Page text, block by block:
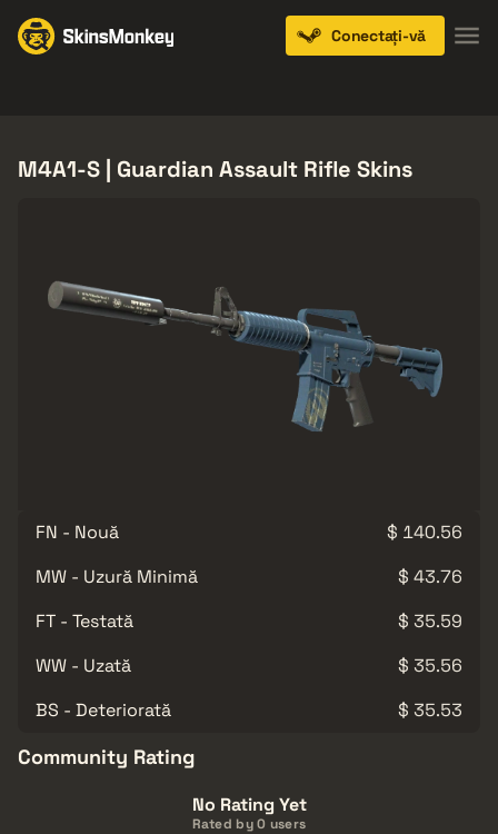
Conectați-vă
M4A1-S | Guardian Assault Rifle Skins
FN - Nouă
$ 140.56
MW - Uzură Minimă
$ 43.76
FT - Testată
$ 35.59
WW - Uzată
$ 35.56
BS - Deteriorată
$ 35.53
Community Rating
No Rating Yet
Rated by 0 users